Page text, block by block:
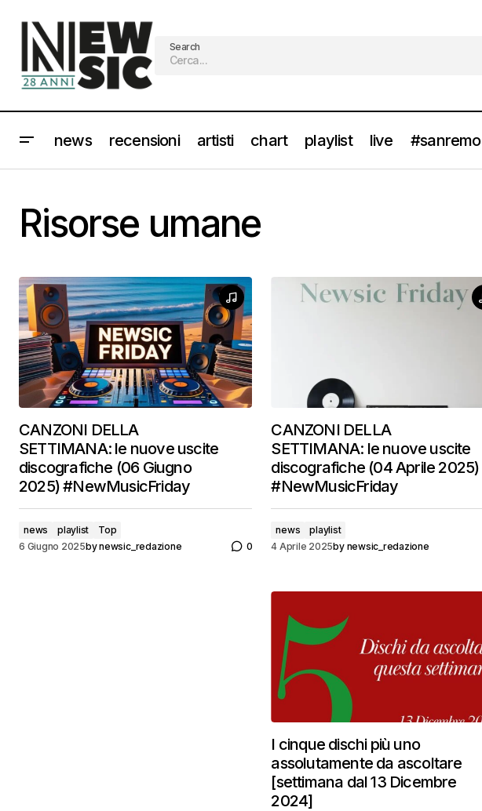
Search
news recensioni artisti chart playlist live #sanremo
Risorse umane
CANZONI DELLA
SETTIMANA: le nuove uscite
discografiche (06 Giugno
2025) #NewMusicFriday
news playlist
Top
6 Giugno 2025bynewsic_redazione 0
CANZONI DELLA
SETTIMANA: le nuove uscite
discografiche (04 Aprile 2025)
#NewMusicFriday
news
playlist
4 Aprile 2025by newsic_redazione
I cinque dischi più uno
assolutamente da ascoltare
[settimana dal 13 Dicembre
2024]